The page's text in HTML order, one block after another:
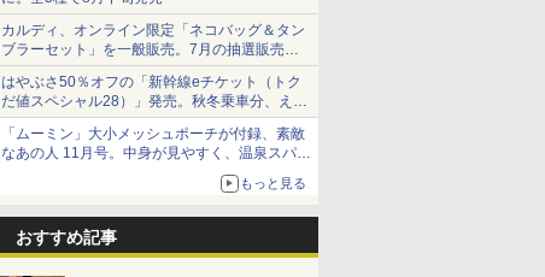
カルディ、オンライン限定「ネコバッグ＆タン
ブラーセット」を一般販売。7月の抽選販売の
当選無効分
はやぶさ50％オフの「新幹線eチケット（トク
だ値スペシャル28）」発売。秋冬乗車分、えき
ねっと限定
「ムーミン」大小メッシュポーチが付録、素敵
なあの人 11月号。中身が見やすく、温泉スパに
もっと見る
おすすめ記事